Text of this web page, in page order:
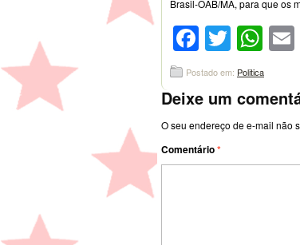
Brasil-OAB/MA, para que os
Postado em: Politica
Deixe um
O seu endereço de e-mail não
Comentário*